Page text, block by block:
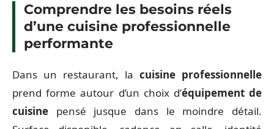
Comprendre les besoins réels
d’une cuisine professionnelle
performante
Dans un restaurant, la cuisine professionnelle
prend forme autour d’un choix d’équipement de
cuisine pensé jusque dans le moindre détail.